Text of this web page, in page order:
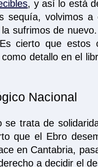
, y así lo está
sequía, volvimos
sufrimos de
cierto que estos
detallo en el
Nacional
trata de
que el Ebro
en Cantabria,
a decidir el